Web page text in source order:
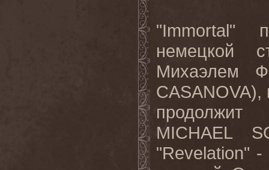
"Immortal"
немецкой
Михаэлем
CASANOVA),
MICHAEL
"Revelation" -